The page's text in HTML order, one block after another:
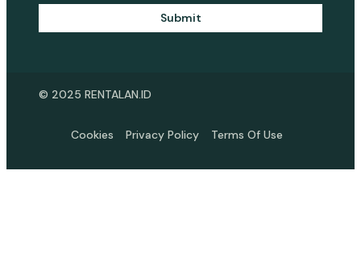
Submit
© 2025 RENTALAN.ID
Cookies Privacy Policy Terms Of Use